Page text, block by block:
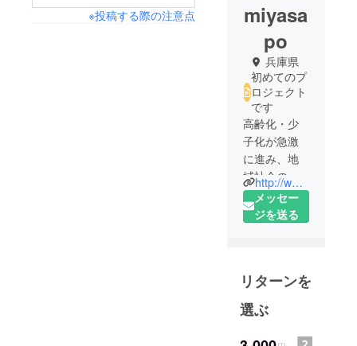
※投稿する際の注意点
miyasa
po
兵庫県
初めてのプ
ロジェクト
です
高齢化・少
子化が急激
に進み、地
域社会の繋
がりがさら
に必要に
の届かない
ところ、民
間サービス
でビジネス
http://www.miyasapo.net
メッセー
ジを送る
リターンを
選ぶ